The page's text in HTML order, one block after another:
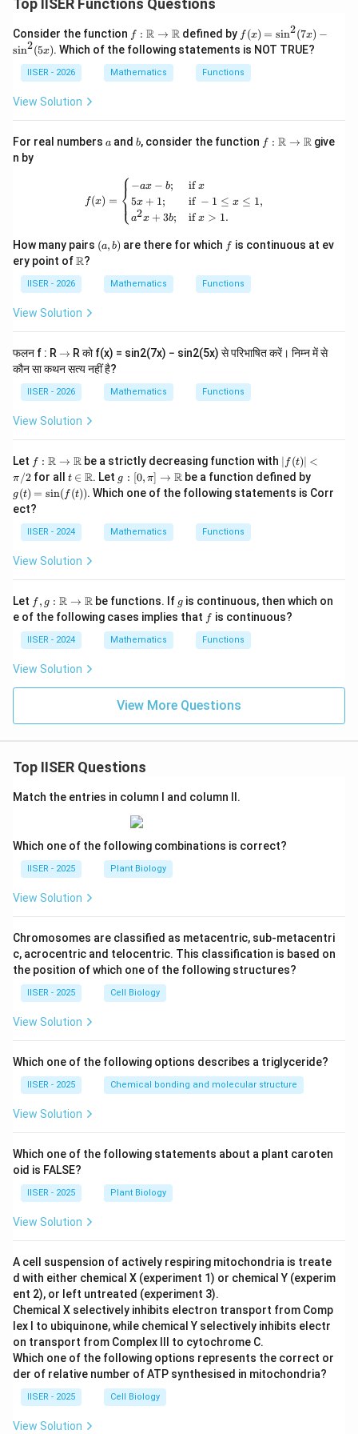
Top IISER Functions Questions
Consider the function f :
\m
ath
bb
{R}
bb
{R}
f : R → R defined by f
(x)
=
\si
n^
\si
x)
f (x) = sin2(7x) −
sin2(5x). Which of the following statements is NOT TRUE?
IISER - 2026 Mathematics Functions
View Solution
For real numbers a
a and b
b, consider the function f :
\m
bb
f : R → R give
n by
f(x) = \begin{cases} -ax - b ;&
f(x) = ⎩
⎨⎧ −ax − b;
5x + 1;
a2x + 3b;
if x
if − 1 ≤ x ≤ 1,
if x > 1.
How many pairs (a,
b)
(a, b) are there for which ff is continuous at ev
ery point of\m
{R}
R?
IISER - 2026 Mathematics Functions
View Solution
फलन f : R \r
ig
h
ta
rr
o
w
→ R को f(x) = sin2(7x) − sin2(5x) से परिभाषित करें। निम्न में से
कौन सा कथन सत्य नहीं है?
IISER - 2026 Mathematics Functions
View Solution
Let f :
\m
ath
bb
{R}
\to
\m
bb
f : R → R be a strictly decreasing function with |f
(t)
|
<
∣ f (t)∣ <
π /2for all t \i
n
\m
bb
{R}
t ∈ R. Let g :
[0,
\pi]
\m
ath
g : [0, π] → R be a function defined by
(t)
=
g(t) = sin(f (t)). Which one of the following statements is Corr
ect?
IISER - 2024 Mathematics Functions
View Solution
Let f, g
:
\m
ath
bb
{R}
\to
\m
{R}
f , g : R → R be functions. If g
g is continuous, then which on
e of the following cases implies that ff is continuous?
IISER - 2024 Mathematics Functions
View Solution
View More Questions
Top IISER Questions
Match the entries in column I and column II.
Which one of the following combinations is correct?
IISER - 2025 Plant Biology
View Solution
Chromosomes are classified as metacentric, sub-metacentri
c, acrocentric and telocentric. This classification is based on
the position of which one of the following structures?
IISER - 2025 Cell Biology
View Solution
Which one of the following options describes a triglyceride?
IISER - 2025 Chemical bonding and molecular structure
View Solution
Which one of the following statements about a plant caroten
oid is FALSE?
IISER - 2025 Plant Biology
View Solution
A cell suspension of actively respiring mitochondria is treate
d with either chemical X (experiment 1) or chemical Y (experim
ent 2), or left untreated (experiment 3).
Chemical X selectively inhibits electron transport from Comp
lex I to ubiquinone, while chemical Y selectively inhibits electr
on transport from Complex III to cytochrome C.
Which one of the following options represents the correct or
der of relative number of ATP synthesised in mitochondria?
IISER - 2025 Cell Biology
View Solution